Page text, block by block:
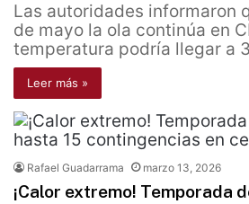
Las autoridades informaron
de mayo la ola continúa en
temperatura podría llegar a
Leer más »
Rafael Guadarrama marzo 13, 2026
¡Calor extremo! Temporada